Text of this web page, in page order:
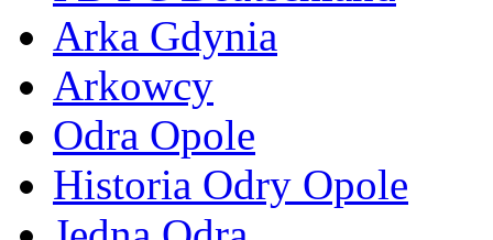
Arka Gdynia
Arkowcy
Odra Opole
Historia Odry Opole